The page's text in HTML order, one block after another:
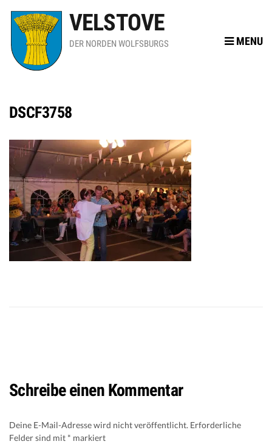
VELSTOVE
DER NORDEN WOLFSBURGS MENU
DSCF3758
Schreibe einen Kommentar
Deine E-Mail-Adresse wird nicht veröffentlicht. Erforderliche
Felder sind mit * markiert